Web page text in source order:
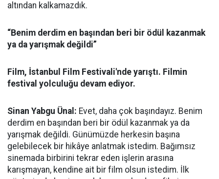
altından kalkamazdık.
“Benim derdim en başından beri bir ödül kazanmak
ya da yarışmak değildi”
Film, İstanbul Film Festivali'nde yarıştı. Filmin
festival yolculuğu devam ediyor.
Sinan Yabgu Ünal: Evet, daha çok başındayız. Benim
derdim en başından beri bir ödül kazanmak ya da
yarışmak değildi. Günümüzde herkesin başına
gelebilecek bir hikâye anlatmak istedim. Bağımsız
sinemada birbirini tekrar eden işlerin arasına
karışmayan, kendine ait bir film olsun istedim. İlk